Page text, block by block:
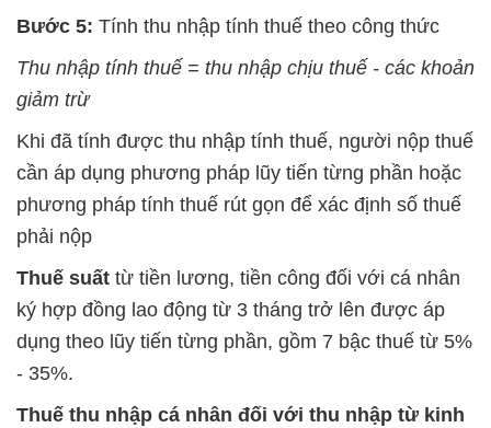
Bước 5: Tính thu nhập tính thuế theo công thức
Thu nhập tính thuế = thu nhập chịu thuế - các khoản
giảm trừ
Khi đã tính được thu nhập tính thuế, người nộp thuế
cần áp dụng phương pháp lũy tiến từng phần hoặc
phương pháp tính thuế rút gọn để xác định số thuế
phải nộp
Thuế suất từ tiền lương, tiền công đối với cá nhân
ký hợp đồng lao động từ 3 tháng trở lên được áp
dụng theo lũy tiến từng phần, gồm 7 bậc thuế từ 5%
- 35%.
Thuế thu nhập cá nhân đối với thu nhập từ kinh